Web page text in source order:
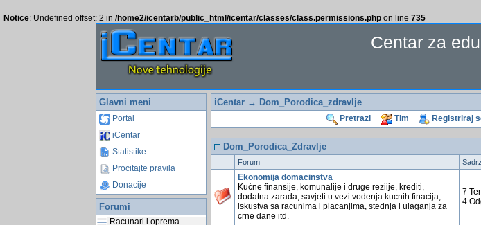
Notice: Undefined offset: 2 in /home2/icentarb/public_html/icentar/classes/class.permissions.php on line 735
Centar za
Glavni meni
Portal
iCentar
Statistike
Procitajte pravila
Donacije
Forumi
Racunari i oprema
iCentar→ Dom_Porodica_zdravlje
Pretrazi Tim Registriraj
Dom_Porodica_Zdravlje
Forum
Ekonomija domacinstva
Kućne finansije, komunalije i druge reziije, krediti,
dodatna zarada, savjeti u vezi vodenja kucnih finacija,
iskustva sa racunima i placanjima, stednja i ulaganja za
crne dane itd.
7
4